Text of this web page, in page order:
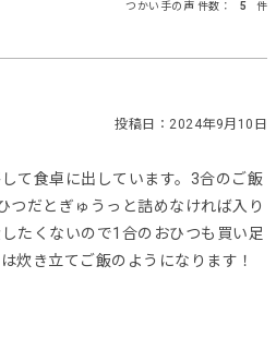
つかい手の声 件数： 5 件
投稿日：2024年9月10日
て食卓に出しています。3合のご飯
つだとぎゅうっと詰めなければ入り
たくないので1合のおひつも買い足
炊き立てご飯のようになります！